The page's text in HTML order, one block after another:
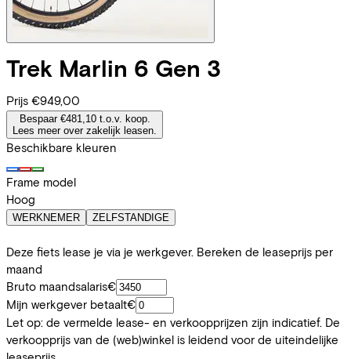
Trek Marlin 6 Gen 3
Prijs €949,00
Bespaar €481,10 t.o.v. koop.
Lees meer over zakelijk leasen.
Beschikbare kleuren
Frame model
Hoog
WERKNEMER ZELFSTANDIGE
Deze fiets lease je via je werkgever. Bereken de leaseprijs per
maand
Bruto maandsalaris€
Mijn werkgever betaalt€
Let op: de vermelde lease- en verkoopprijzen zijn indicatief. De
verkoopprijs van de (web)winkel is leidend voor de uiteindelijke